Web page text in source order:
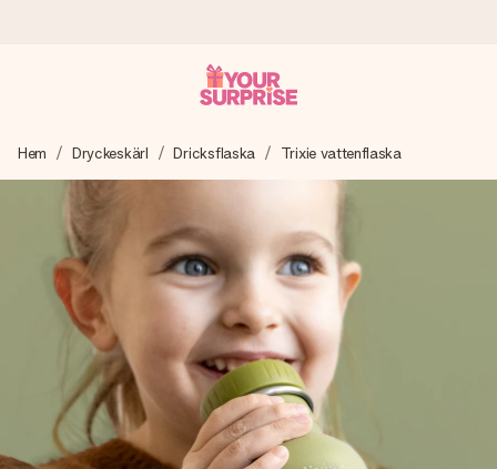
Vi skapar din gåva med omsorg och skickar den blixtsnabbt
– så att du kan ge den i precis rätt tid, när det betyder som
4,6 (baserat på +15 000 recensioner)
Våra gåvor inspirerar. Kunder ger oss 4,6 på Google
Reviews.
Gratis hälsning
Hem Dryckeskärl Dricksflaska Trixie vattenflaska